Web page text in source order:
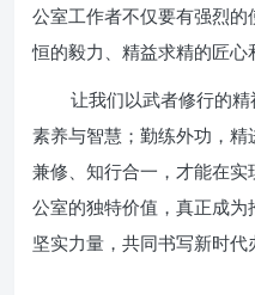
公室工作者不仅要有强烈
恒的毅力、精益求精的匠心
让我们以武者修行的精
素养与智慧；勤练外功，
兼修、知行合一，才能在实
公室的独特价值，真正成
坚实力量，共同书写新时代